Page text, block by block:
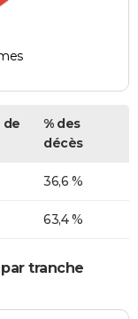
de
% des
décès
36,6 %
63,4 %
tranche